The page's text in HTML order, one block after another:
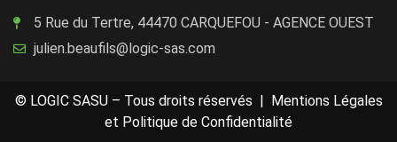
5 Rue du Tertre, 44470 CARQUEFOU - AGENCE OUEST
julien.beaufils@logic-sas.com
© LOGIC SASU – Tous droits réservés | Mentions Légales
et Politique de Confidentialité